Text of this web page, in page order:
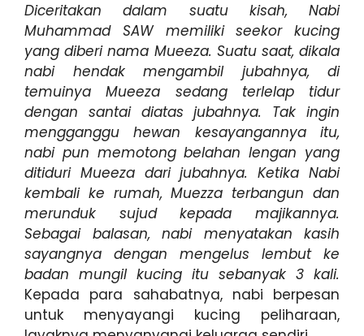
Diceritakan dalam suatu kisah, Nabi
Muhammad SAW memiliki seekor kucing
yang diberi nama Mueeza. Suatu saat, dikala
nabi hendak mengambil jubahnya, di
temuinya Mueeza sedang terlelap tidur
dengan santai diatas jubahnya. Tak ingin
mengganggu hewan kesayangannya itu,
nabi pun memotong belahan lengan yang
ditiduri Mueeza dari jubahnya. Ketika Nabi
kembali ke rumah, Muezza terbangun dan
merunduk sujud kepada majikannya.
Sebagai balasan, nabi menyatakan kasih
sayangnya dengan mengelus lembut ke
badan mungil kucing itu sebanyak 3 kali.
Kepada para sahabatnya, nabi berpesan
untuk menyayangi kucing peliharaan,